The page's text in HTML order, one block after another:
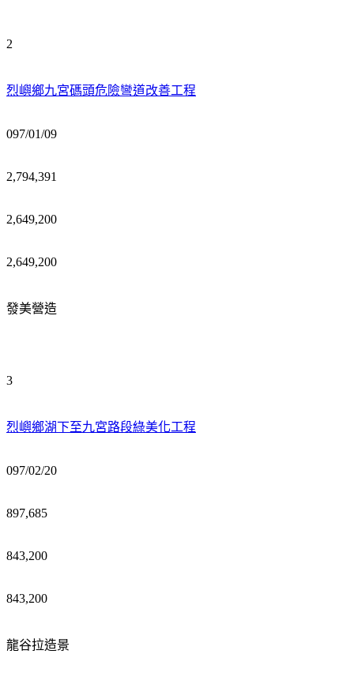
2
烈嶼鄉九宮碼頭危險彎道改善工程
097/01/09
2,794,391
2,649,200
2,649,200
發美營造
3
烈嶼鄉湖下至九宮路段綠美化工程
097/02/20
897,685
843,200
843,200
龍谷拉造景